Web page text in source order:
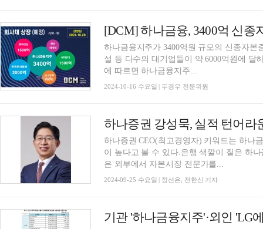
[DCM] 하나금융, 3400억 신종
하나금융지주가 3400억원 규모의 신종자
설 등 다수의 대기업들이 약 6000억원에 달하는 회사
에 따르면 하나금융지주...
2024-10-16 수요일 | 두경우 전문위원
하나증권 CEO(최고경영자) 키워드는 하나
이 높다고 볼 수 있다.은행 색깔이 짙은 하
은 외부에서 자본시장 전문가를...
2024-09-25 수요일 | 정선은, 전한신 기자